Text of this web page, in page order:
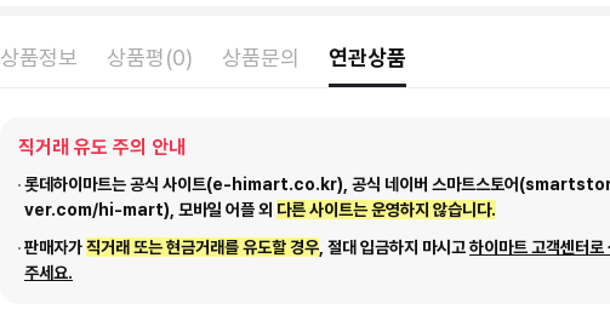
상품정보 상품평(0) 상품문의 연관상품
직거래 유도 주의 안내
롯데하이마트는 공식 사이트(e-himart.co.kr), 공식 네이버 스마트스토어
ver.com/hi-mart), 모바일 어플 외 다른 사이트는 운영하지 않습니다.
판매자가직거래 또는 현금거래를 유도할 경우 , 절대 입금하지 마시고하이마트 고객센터로
주세요.